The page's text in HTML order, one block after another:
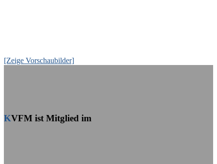
[Zeige Vorschaubilder]
KVFM ist Mitglied im